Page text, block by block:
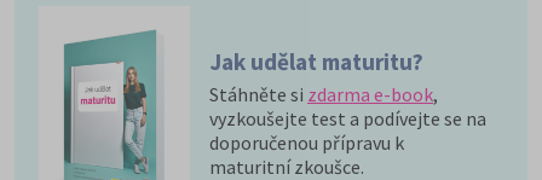
Jak udělat maturitu?
Stáhněte si zdarma e-book,
vyzkoušejte test a podívejte se na
doporučenou přípravu k
maturitní zkoušce.